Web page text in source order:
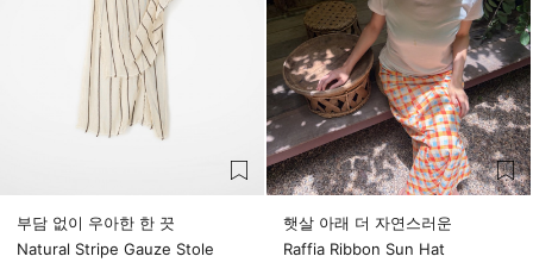
부담 없이 우아한 한 끗
Natural Stripe Gauze Stole
햇살 아래 더 자연스러운
Raffia Ribbon Sun Hat